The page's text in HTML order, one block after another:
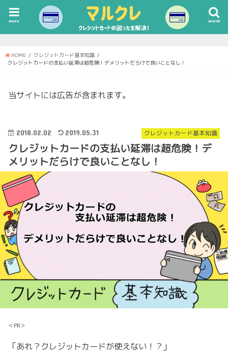
search
menu
HOME
クレジットカード基本知識
クレジットカードの支払い延滞は超危険！デメリットだらけで良いことなし！
当サイトには広告が含まれます。
クレジットカード基本知識
2018.02.02 2019.05.31
クレジットカードの支払い延滞は超危険！デ
メリットだらけで良いことなし！
＜PR＞
「あれ？クレジットカードが使えない！？」